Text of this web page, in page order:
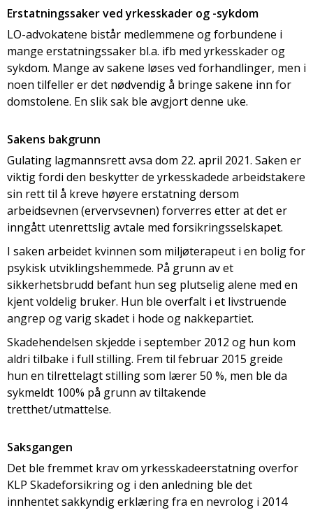
Erstatningssaker ved yrkesskader og -sykdom
LO-advokatene bistår medlemmene og forbundene i
mange erstatningssaker bl.a. ifb med yrkesskader og
sykdom. Mange av sakene løses ved forhandlinger, men i
noen tilfeller er det nødvendig å bringe sakene inn for
domstolene. En slik sak ble avgjort denne uke.
Sakens bakgrunn
Gulating lagmannsrett avsa dom 22. april 2021. Saken er
viktig fordi den beskytter de yrkesskadede arbeidstakere
sin rett til å kreve høyere erstatning dersom
arbeidsevnen (ervervsevnen) forverres etter at det er
inngått utenrettslig avtale med forsikringsselskapet.
I saken arbeidet kvinnen som miljøterapeut i en bolig for
psykisk utviklingshemmede. På grunn av et
sikkerhetsbrudd befant hun seg plutselig alene med en
kjent voldelig bruker. Hun ble overfalt i et livstruende
angrep og varig skadet i hode og nakkepartiet.
Skadehendelsen skjedde i september 2012 og hun kom
aldri tilbake i full stilling. Frem til februar 2015 greide
hun en tilrettelagt stilling som lærer 50 %, men ble da
sykmeldt 100% på grunn av tiltakende
tretthet/utmattelse.
Saksgangen
Det ble fremmet krav om yrkesskadeerstatning overfor
KLP Skadeforsikring og i den anledning ble det
innhentet sakkyndig erklæring fra en nevrolog i 2014